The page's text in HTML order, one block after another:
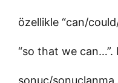
özellikle “can/
“so that we can…”.
sonuç/sonuçlanma